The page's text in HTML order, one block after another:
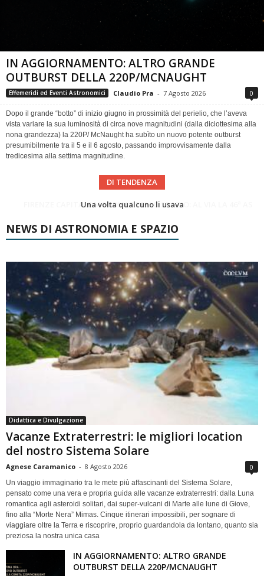
IN AGGIORNAMENTO: ALTRO GRANDE
OUTBURST DELLA 220P/MCNAUGHT
Effemeridi ed Eventi Astronomici Claudio Pra - 7 Agosto 2026 0
Dopo il grande “botto” di inizio giugno in prossimità del perielio, che l’aveva
vista variare la sua luminosità di circa nove magnitudini (dalla diciottesima alla
nona grandezza) la 220P/ McNaught ha subìto un nuovo potente outburst
presumibilmente tra il 5 e il 6 agosto, passando improvvisamente dalla
tredicesima alla settima magnitudine.
DI TENDENZA
Cielo del Mese di Agosto 2026
NEWS DI ASTRONOMIA E SPAZIO
Didattica e Divulgazione
Vacanze Extraterrestri: le migliori location
del nostro Sistema Solare
Agnese Caramanico - 8 Agosto 2026 0
Un viaggio immaginario tra le mete più affascinanti del Sistema Solare,
pensato come una vera e propria guida alle vacanze extraterrestri: dalla Luna
romantica agli asteroidi solitari, dai super-vulcani di Marte alle lune di Giove,
fino alla “Morte Nera” Mimas. Cinque itinerari impossibili, per sognare di
viaggiare oltre la Terra e riscoprire, proprio guardandola da lontano, quanto sia
preziosa la nostra unica casa
IN AGGIORNAMENTO: ALTRO GRANDE
OUTBURST DELLA 220P/MCNAUGHT